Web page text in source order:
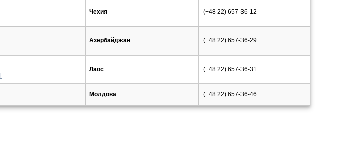
Чехия (+48 22) 657-36-12
Азербайджан (+48 22) 657-36-29
Лаос (+48 22) 657-36-31
Молдова (+48 22) 657-36-46